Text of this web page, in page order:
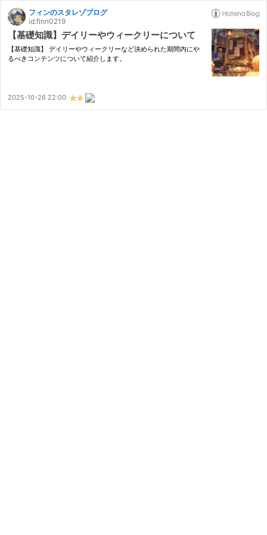
フィンのスタレゾブログ
id:finn0219
【基礎知識】デイリーやウィークリーについて
【基礎知識】 デイリーやウィークリーなど決められた期間内にや
るべきコンテンツについて紹介します。
2025-10-26 22:00